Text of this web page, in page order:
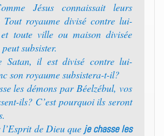
Jésus connaissait leurs
royaume divisé contre lui-
toute ville ou maison divisée
subsister.
Satan, il est divisé contre lui-
son royaume subsistera-t-il?
les démons par Béelzébul, vos
ils? C’est pourquoi ils seront
de Dieu que je chasse les